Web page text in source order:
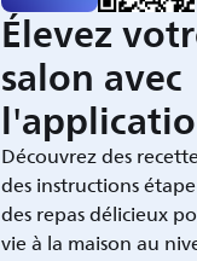
Élevez
salon avec
Découvrez des
des instructions
des repas délicieux
vie à la maison au